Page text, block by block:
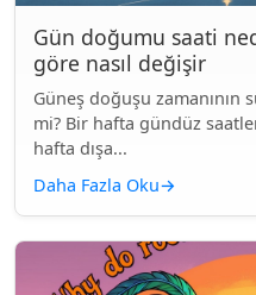
Gün doğumu saati
göre nasıl değişir
Güneş doğuşu
mi? Bir hafta gündüz
hafta dışa...
Daha Fazla Oku→